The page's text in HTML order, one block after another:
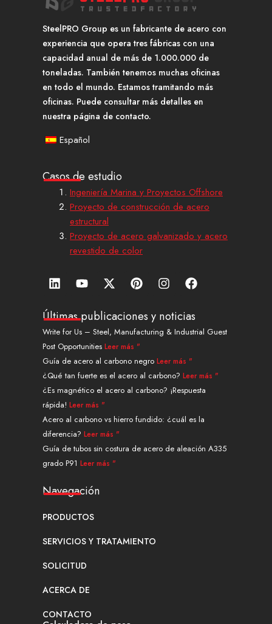
SteelPRO Group es un fabricante de acero con
experiencia que opera tres fábricas con una
capacidad anual de más de 1.000.000 de
toneladas. También tenemos muchas oficinas
en todo el mundo. Estamos tramitando más
oficinas. Puede consultar más detalles en
nuestra página de contacto.
Español
Casos de estudio
Ingeniería Marina y Proyectos Offshore
Proyecto de construcción de acero
estructural
Proyecto de acero galvanizado y acero
revestido de color
L
i
k
e
d
i
n
Y
o
t
u
b
e
X
-
w
i
t
t
e
r
P
i
t
e
r
e
s
t
I
n
t
a
g
a
m
F
a
e
b
o
k
Últimas publicaciones y noticias
Write for Us – Steel, Manufacturing & Industrial Guest
Post Opportunities Leer más "
Guía de acero al carbono negro Leer más "
¿Qué tan fuerte es el acero al carbono? Leer más "
¿Es magnético el acero al carbono? ¡Respuesta
rápida! Leer más "
Acero al carbono vs hierro fundido: ¿cuál es la
diferencia? Leer más "
Guía de tubos sin costura de acero de aleación A335
grado P91 Leer más "
Navegación
PRODUCTOS
SERVICIOS Y TRATAMIENTO
SOLICITUD
ACERCA DE
CONTACTO